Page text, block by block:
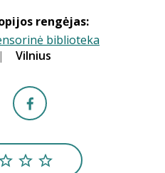
rengėjas:
biblioteka
| Vilnius